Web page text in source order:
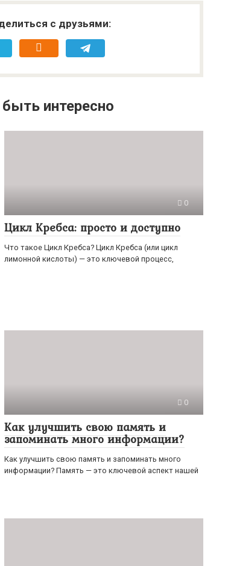
с друзьями:
интересно
0
Цикл Кребса: просто и доступно
Что такое Цикл Кребса? Цикл Кребса (или цикл
лимонной кислоты) — это ключевой процесс,
0
Как улучшить свою память и
запоминать много информации?
Как улучшить свою память и запоминать много
информации? Память — это ключевой аспект нашей